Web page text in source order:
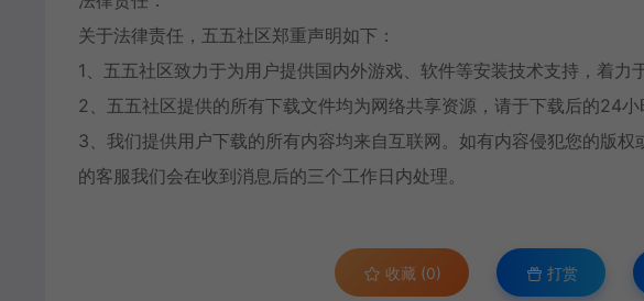
关于法律责任，五五社区郑重声明如下：
1、五五社区致力于为用户提供国内外游戏、软件等安装技术支持，着力
2、五五社区提供的所有下载文件均为网络共享资源，请于下载后的24
3、我们提供用户下载的所有内容均来自互联网。如有内容侵犯您的版
的客服我们会在收到消息后的三个工作日内处理。
收藏 (0) 打赏